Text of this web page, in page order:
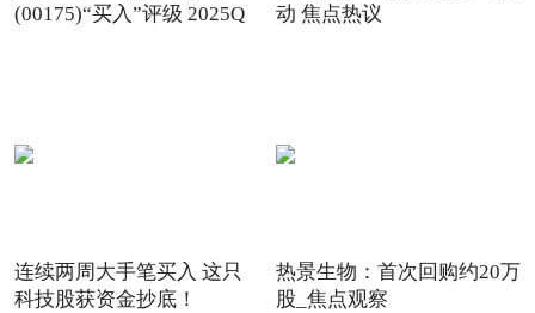
(00175)“买入”评级 2025Q
动 焦点热议
连续两周大手笔买入 这只
科技股获资金抄底！
热景生物：首次回购约20万
股_焦点观察